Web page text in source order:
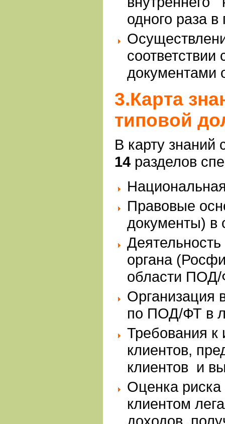
одного раза в
соответствии
документами
3.Карта
типовой
В карту знаний
14 разделов
Правовые
документы)
органа
области
Организация
по ПОД/ФТ в
Требования
клиентов,
клиентов и
Оценка
клиентом